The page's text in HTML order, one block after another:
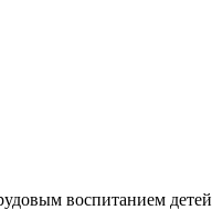
воспитанием